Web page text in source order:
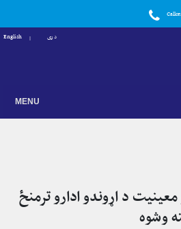
دری English
MENU
د اړوندو ادارو ترمنځ
وشوه